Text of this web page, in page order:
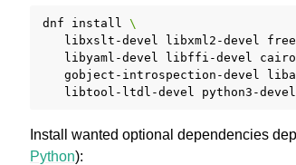
dnf install
\
libxslt-devel
libxml2-devel
libyaml-devel
libffi-devel
gobject-introspection-devel
libtool-ltdl-devel
python3-devel
Install wanted optional dependencies
Python):